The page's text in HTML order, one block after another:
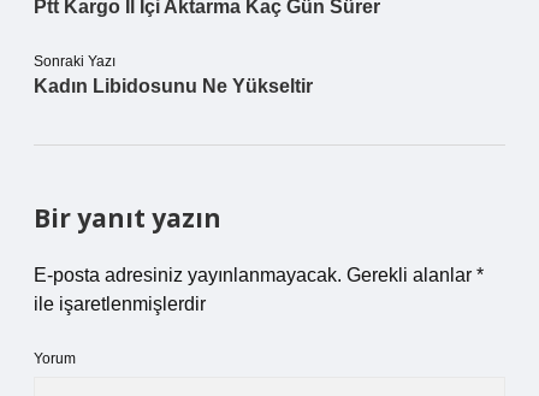
Ptt Kargo Il Içi Aktarma Kaç Gün Sürer
Sonraki Yazı
Kadın Libidosunu Ne Yükseltir
Bir yanıt yazın
E-posta adresiniz yayınlanmayacak. Gerekli alanlar *
ile işaretlenmişlerdir
Yorum